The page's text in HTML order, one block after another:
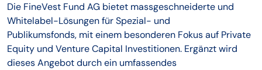
Die FineVest Fund AG bietet massgeschneiderte und
Whitelabel-Lösungen für Spezial- und
Publikumsfonds, mit einem besonderen Fokus auf Private
Equity und Venture Capital Investitionen. Ergänzt wird
dieses Angebot durch ein umfassendes